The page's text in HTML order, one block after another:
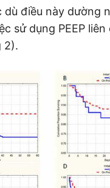
dù điều này dường
sử dụng PEEP liên
2).